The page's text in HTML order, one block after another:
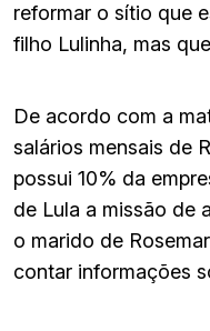
reformar o sítio que
filho Lulinha, mas
De acordo com a
salários mensais de
possui 10% da
de Lula a missão de
o marido de
contar informações